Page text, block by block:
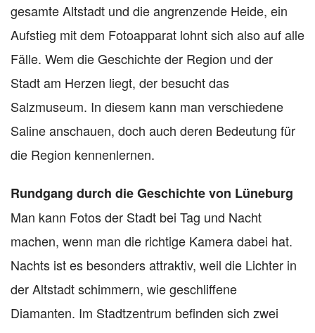
gesamte Altstadt und die angrenzende Heide, ein
Aufstieg mit dem Fotoapparat lohnt sich also auf alle
Fälle. Wem die Geschichte der Region und der
Stadt am Herzen liegt, der besucht das
Salzmuseum. In diesem kann man verschiedene
Saline anschauen, doch auch deren Bedeutung für
die Region kennenlernen.
Rundgang durch die Geschichte von Lüneburg
Man kann Fotos der Stadt bei Tag und Nacht
machen, wenn man die richtige Kamera dabei hat.
Nachts ist es besonders attraktiv, weil die Lichter in
der Altstadt schimmern, wie geschliffene
Diamanten. Im Stadtzentrum befinden sich zwei